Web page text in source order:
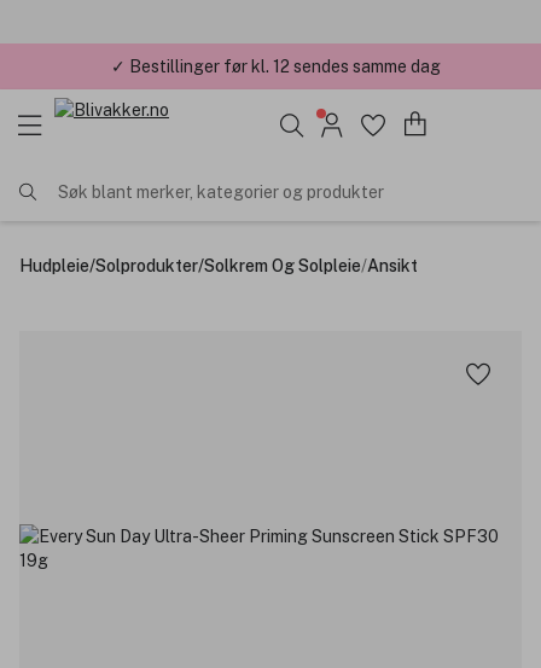
✓ Bestillinger før kl. 12 sendes samme dag
✓ Årets Nettbutikk 2026 og 2025
Søk blant merker, kategorier og produkter
Hudpleie/Solprodukter/Solkrem Og Solpleie/Ansikt